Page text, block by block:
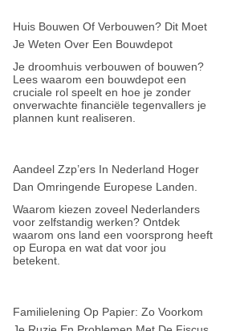
Huis Bouwen Of Verbouwen? Dit Moet
Je Weten Over Een Bouwdepot
Je droomhuis verbouwen of bouwen?
Lees waarom een bouwdepot een
cruciale rol speelt en hoe je zonder
onverwachte financiële tegenvallers je
plannen kunt realiseren.
Aandeel Zzp’ers In Nederland Hoger
Dan Omringende Europese Landen.
Waarom kiezen zoveel Nederlanders
voor zelfstandig werken? Ontdek
waarom ons land een voorsprong heeft
op Europa en wat dat voor jou
betekent.
Familielening Op Papier: Zo Voorkom